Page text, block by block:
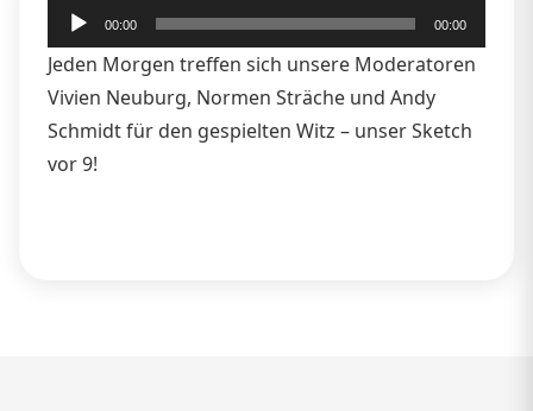
Audio-
Player
00:00 00:00
Jeden Morgen treffen sich unsere Moderatoren
Vivien Neuburg, Normen Sträche und Andy
Schmidt für den gespielten Witz – unser Sketch
vor 9!